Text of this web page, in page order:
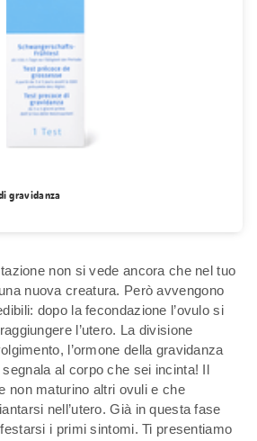
gravidanza
non si vede ancora che nel tuo
nuova creatura. Però avvengono
dopo la fecondazione l’ovulo si
l’utero. La divisione
l’ormone della gravidanza
al corpo che sei incinta! Il
non maturino altri ovuli e che
nell’utero. Già in questa fase
i primi sintomi. Ti presentiamo